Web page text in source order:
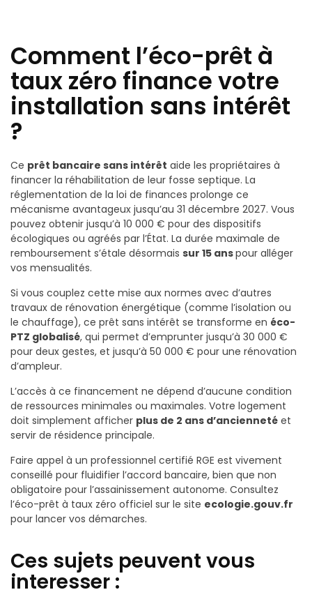
Comment l’éco-prêt à
taux zéro finance votre
installation sans intérêt
?
Ce prêt bancaire sans intérêt aide les propriétaires à
financer la réhabilitation de leur fosse septique. La
réglementation de la loi de finances prolonge ce
mécanisme avantageux jusqu’au 31 décembre 2027. Vous
pouvez obtenir jusqu’à 10 000 € pour des dispositifs
écologiques ou agréés par l’État. La durée maximale de
remboursement s’étale désormais sur 15 anspour alléger
vos mensualités.
Si vous couplez cette mise aux normes avec d’autres
travaux de rénovation énergétique (comme l’isolation ou
le chauffage), ce prêt sans intérêt se transforme en éco-
PTZ globalisé, qui permet d’emprunter jusqu’à 30 000 €
pour deux gestes, et jusqu’à 50 000 € pour une rénovation
d’ampleur.
L’accès à ce financement ne dépend d’aucune condition
de ressources minimales ou maximales. Votre logement
doit simplement afficher plus de 2 ans d’ancienneté et
servir de résidence principale.
Faire appel à un professionnel certifié RGE est vivement
conseillé pour fluidifier l’accord bancaire, bien que non
obligatoire pour l’assainissement autonome. Consultez
l’éco-prêt à taux zéro officiel sur le site ecologie.gouv.fr
pour lancer vos démarches.
Ces sujets peuvent vous
interesser :